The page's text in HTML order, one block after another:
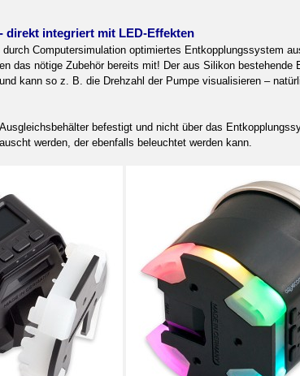
direkt integriert mit LED-Effekten
Computersimulation optimiertes Entkopplungssystem
das nötige Zubehör bereits mit! Der aus Silikon
kann so z. B. die Drehzahl der Pumpe visualisieren –
befestigt und nicht über das
werden, der ebenfalls beleuchtet werden kann.